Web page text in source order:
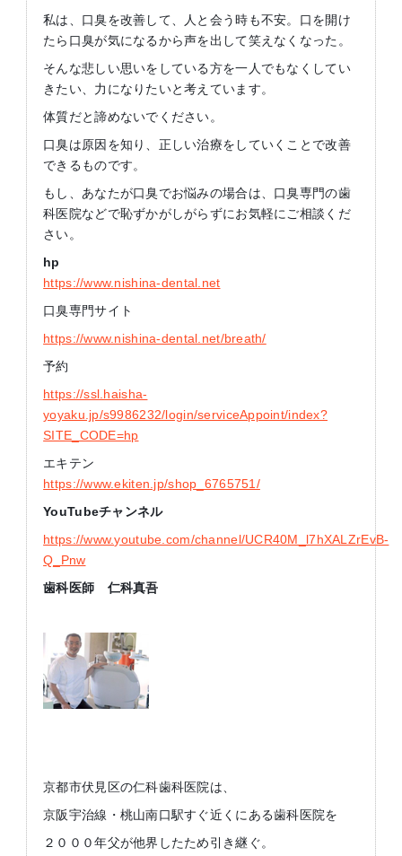
私は、口臭を改善して、人と会う時も不安。口を開け
たら口臭が気になるから声を出して笑えなくなった。
そんな悲しい思いをしている方を一人でもなくしてい
きたい、力になりたいと考えています。
体質だと諦めないでください。
口臭は原因を知り、正しい治療をしていくことで改善
できるものです。
もし、あなたが口臭でお悩みの場合は、口臭専門の歯
科医院などで恥ずかがしがらずにお気軽にご相談くだ
さい。
hp
https://www.nishina-dental.net
口臭専門サイト
https://www.nishina-dental.net/breath/
予約
https://ssl.haisha-
yoyaku.jp/s9986232/login/serviceAppoint/index?
SITE_CODE=hp
エキテン
https://www.ekiten.jp/shop_6765751/
YouTubeチャンネル
https://www.youtube.com/channel/UCR40M_l7hXALZrEvB-
Q_Pnw
歯科医師 仁科真吾
京都市伏見区の仁科歯科医院は、
京阪宇治線・桃山南口駅すぐ近くにある歯科医院を
２０００年父が他界したため引き継ぐ。